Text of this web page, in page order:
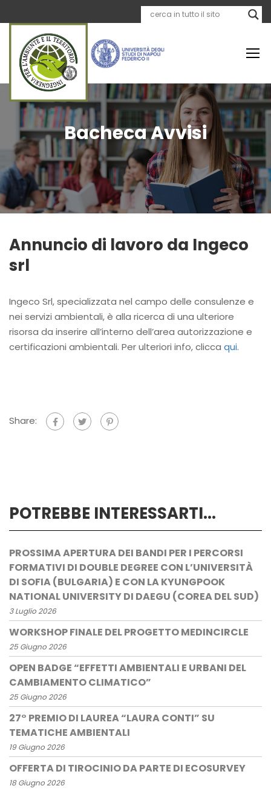
Bacheca Avvisi
Annuncio di lavoro da Ingeco
srl
Ingeco Srl, specializzata nel campo delle consulenze e
nei servizi ambientali, è alla ricerca di una ulteriore
risorsa da inserire all’interno dell’area autorizzazione e
certificazioni ambientali. Per ulteriori info, clicca qui.
Share:
POTREBBE INTERESSARTI...
PROSSIMA APERTURA DEI BANDI PER I PERCORSI
FORMATIVI DI DOUBLE DEGREE CON L’UNIVERSITÀ
DI SOFIA (BULGARIA) E CON LA KYUNGPOOK
NATIONAL UNIVERSITY DI DAEGU (COREA DEL SUD)
3 Luglio 2026
WORKSHOP FINALE DEL PROGETTO MEDINCIRCLE
25 Giugno 2026
OPEN BADGE “EFFETTI AMBIENTALI E URBANI DEL
CAMBIAMENTO CLIMATICO”
25 Giugno 2026
27° PREMIO DI LAUREA “LAURA CONTI” SU
TEMATICHE AMBIENTALI
19 Giugno 2026
OFFERTA DI TIROCINIO DA PARTE DI ECOSURVEY
18 Giugno 2026